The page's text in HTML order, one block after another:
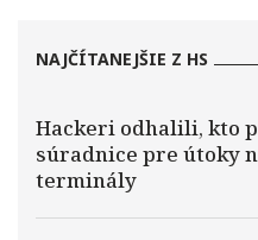
NAJČÍTANEJŠIE Z HS
Hackeri odhalili, kto
súradnice pre útoky
terminály